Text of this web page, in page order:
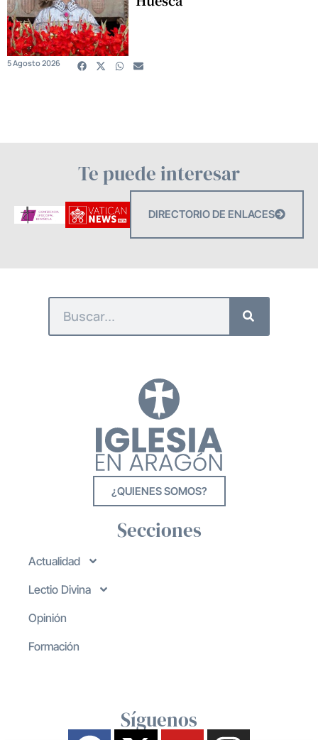
5 Agosto 2026
Te puede interesar
DIRECTORIO DE ENLACES
¿QUIENES SOMOS?
Secciones
Actualidad
Lectio Divina
Opinión
Formación
Síguenos